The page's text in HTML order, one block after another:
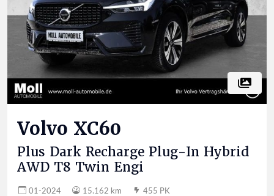
Volvo XC60
Plus Dark Recharge Plug-In Hybrid
AWD T8 Twin Engi
01-2024 15.162 km
455 PK